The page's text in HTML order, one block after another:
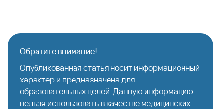
Обратите внимание!
Опубликованная статья носит информационный
характер и предназначена для
образовательных целей. Данную информацию
нельзя использовать в качестве медицинских